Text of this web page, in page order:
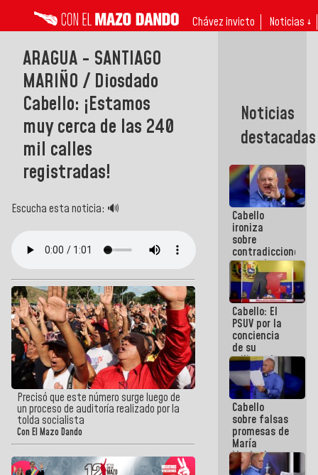
Chávez invicto Noticias ↓
ARAGUA - SANTIAGO
MARIÑO / Diosdado
Cabello: ¡Estamos
muy cerca de las 240
mil calles
registradas!
Escucha esta noticia: 🔊
Precisó que este número surge luego de
un proceso de auditoría realizado por la
tolda socialista
Con El Mazo Dando
Noticias
destacadas
Cabello
ironiza
sobre
contradicciones
y mentiras
de María
Machado:
¡Créanle!
Cabello: El
PSUV por la
conciencia
de su
militancia
es la
organización
política más
sólida de
Venezuela
Cabello
sobre falsas
promesas de
María
Machado:
¿Quién le